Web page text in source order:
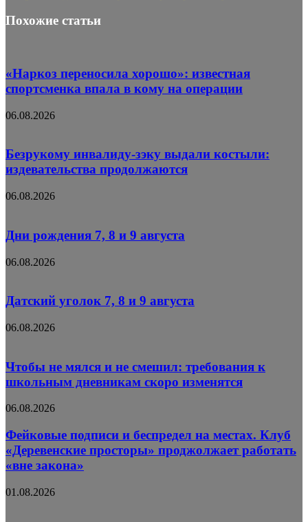
Похожие статьи
«Наркоз переносила хорошо»: известная
спортсменка впала в кому на операции
06.08.2026
Безрукому инвалиду-зэку выдали костыли:
издевательства продолжаются
06.08.2026
Дни рождения 7, 8 и 9 августа
06.08.2026
Датский уголок 7, 8 и 9 августа
06.08.2026
Чтобы не мялся и не смешил: требования к
школьным дневникам скоро изменятся
06.08.2026
Фейковые подписи и беспредел на местах. Клуб
«Деревенские просторы» проджолжает работать
«вне закона»
01.08.2026